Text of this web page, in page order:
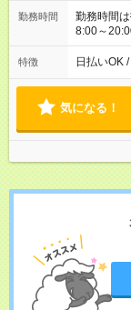
勤務時間
勤務時間
8:00～
は週4も有
案件によ
特徴 日払いOK
気になる！